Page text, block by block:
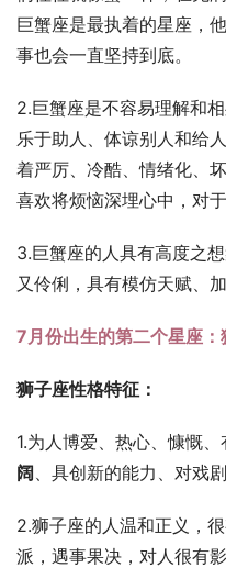
巨蟹座是最执着的星座，
事也会一直坚持到底。
2.巨蟹座是不容易理解和
乐于助人、体谅别人和给
着严厉、冷酷、情绪化、
喜欢将烦恼深埋心中，对
3.巨蟹座的人具有高度之
又伶俐，具有模仿天赋、
7月份出生的第二个星座
狮子座性格特征：
1.为人博爱、热心、慷慨、
阔、具创新的能力、对戏
2.狮子座的人温和正义，
派，遇事果决，对人很有